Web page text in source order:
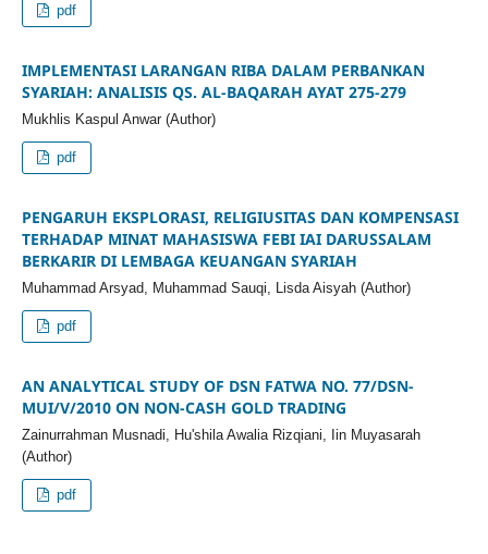
pdf
IMPLEMENTASI LARANGAN RIBA DALAM PERBANKAN
SYARIAH: ANALISIS QS. AL-BAQARAH AYAT 275-279
Mukhlis Kaspul Anwar (Author)
pdf
PENGARUH EKSPLORASI, RELIGIUSITAS DAN KOMPENSASI
TERHADAP MINAT MAHASISWA FEBI IAI DARUSSALAM
BERKARIR DI LEMBAGA KEUANGAN SYARIAH
Muhammad Arsyad, Muhammad Sauqi, Lisda Aisyah (Author)
pdf
AN ANALYTICAL STUDY OF DSN FATWA NO. 77/DSN-
MUI/V/2010 ON NON-CASH GOLD TRADING
Zainurrahman Musnadi, Hu'shila Awalia Rizqiani, Iin Muyasarah
(Author)
pdf